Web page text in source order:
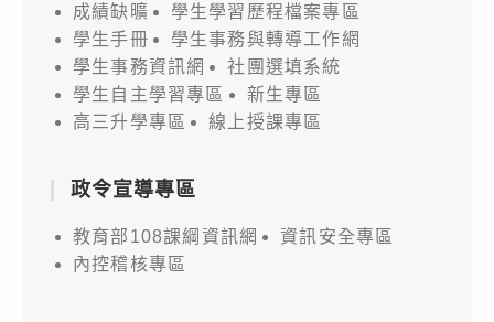
成績缺曠
學生學習歷程檔案專區
學生手冊
學生事務與轉導工作網
學生事務資訊網
社團選填系統
學生自主學習專區
新生專區
高三升學專區
線上授課專區
政令宣導專區
教育部108課綱資訊網
資訊安全專區
內控稽核專區